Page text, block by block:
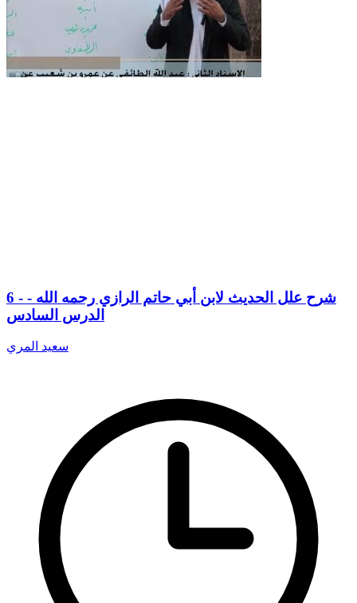
6 - شرح علل الحديث لابن أبي حاتم الرازي رحمه الله -
الدرس السادس
سعيد المري